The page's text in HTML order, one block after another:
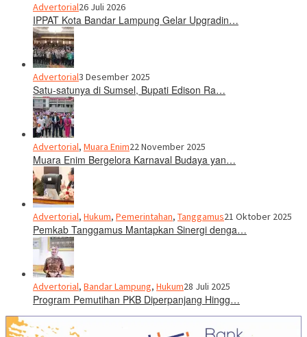
Advertorial26 Juli 2026
IPPAT Kota Bandar Lampung Gelar Upgradin…
Advertorial3 Desember 2025
Satu-satunya di Sumsel, Bupati Edison Ra…
Advertorial, Muara Enim22 November 2025
Muara Enim Bergelora Karnaval Budaya yan…
Advertorial, Hukum, Pemerintahan, Tanggamus21 Oktober 2025
Pemkab Tanggamus Mantapkan Sinergi denga…
Advertorial, Bandar Lampung, Hukum28 Juli 2025
Program Pemutihan PKB Diperpanjang Hingg…